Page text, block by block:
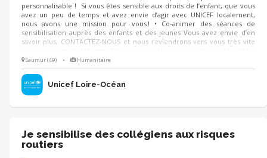
personnalisable ! Si vous êtes sensible aux droits de l’enfant, que vous
avez un peu de temps et avez envie d’agir avec UNICEF localement,
nous avons une mission pour vous ! • Co-animer des séances de
sensibilisation auprès des enfants et des jeunes Vous avez envie d’en
savoir plus, CONTACTEZ-NOUS et nous reviendrons vers vous très vite
Le Prix littérature jeunesse UNICEF, l'anniversaire de la CIDE le 20
novembre, la consultation nationale..
Saumur (49) • Humanitaire
Unicef Loire-Océan
Je sensibilise des collégiens aux risques
routiers